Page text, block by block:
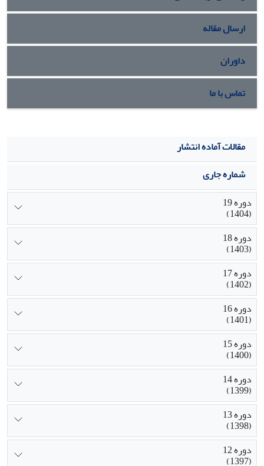
ارسال مقاله
داوران
تماس با ما
مقالات آماده انتشار
شماره جاری
دوره 19
(1404)
دوره 18
(1403)
دوره 17
(1402)
دوره 16
(1401)
دوره 15
(1400)
دوره 14
(1399)
دوره 13
(1398)
دوره 12
(1397)